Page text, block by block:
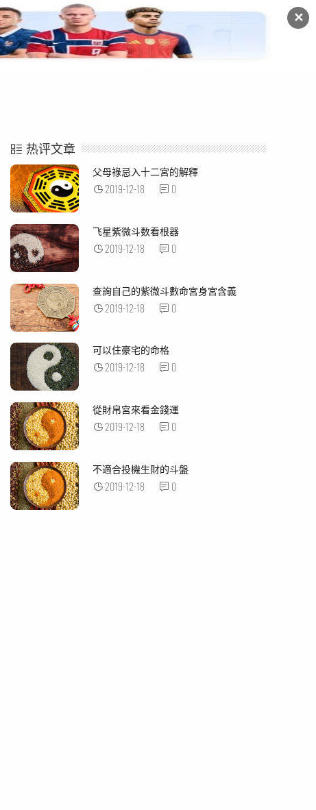
✕
命例解析 紫微杂谈
热评文章
父母祿忌入十二宮的解釋
2019-12-18 0
飞星紫微斗数看根器
2019-12-18 0
查詢自己的紫微斗數命宮身宮含義
2019-12-18 0
可以住豪宅的命格
2019-12-18 0
從財帛宮來看金錢運
2019-12-18 0
不適合投機生財的斗盤
2019-12-18 0